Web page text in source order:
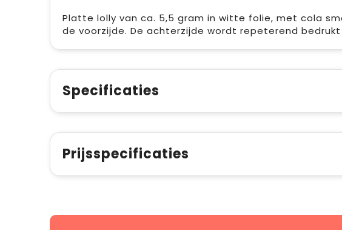
Platte lolly van ca. 5,5 gram in witte folie, met cola
de voorzijde. De achterzijde wordt repeterend
Specificaties
Prijsspecificaties